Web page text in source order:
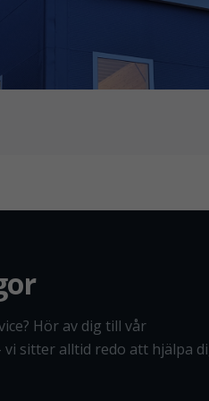
Hör av dig till vår
sitter alltid redo att hjälpa